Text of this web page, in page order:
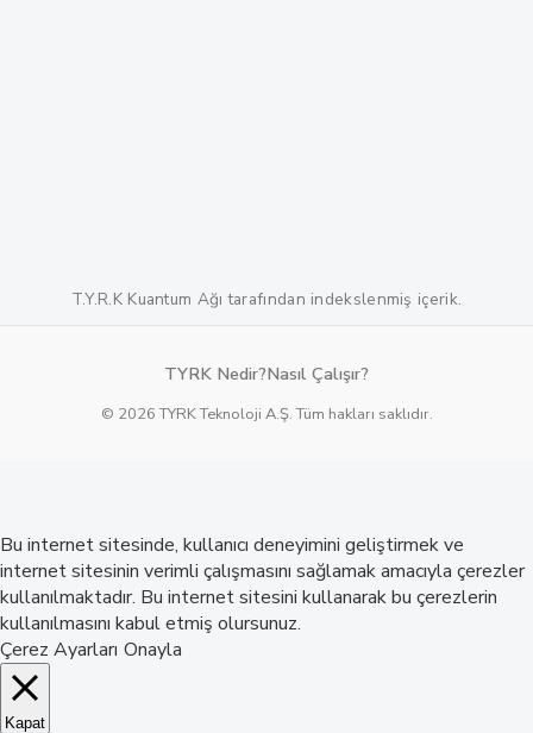
T.Y.R.K Kuantum Ağı tarafından indekslenmiş içerik.
TYRK Nedir?Nasıl Çalışır?
© 2026 TYRK Teknoloji A.Ş. Tüm hakları saklıdır.
Bu internet sitesinde, kullanıcı deneyimini geliştirmek ve
internet sitesinin verimli çalışmasını sağlamak amacıyla çerezler
kullanılmaktadır. Bu internet sitesini kullanarak bu çerezlerin
kullanılmasını kabul etmiş olursunuz.
Çerez Ayarları Onayla
Kapat